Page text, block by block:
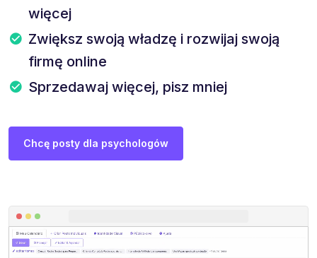
więcej
Zwiększ swoją władzę i rozwijaj swoją
firmę online
Sprzedawaj więcej, pisz mniej
Chcę posty dla psychologów